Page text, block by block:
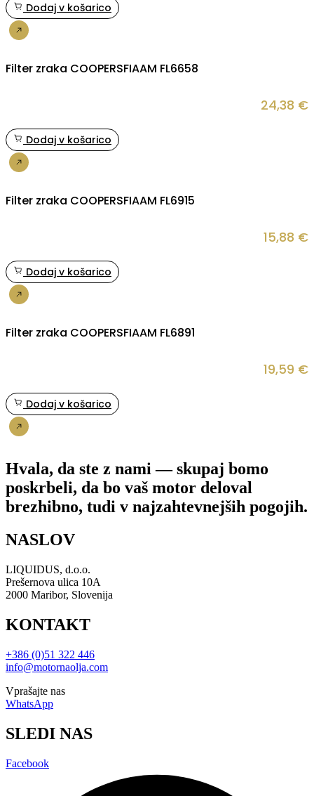
Dodaj v košarico
Filter zraka COOPERSFIAAM FL6658
24,38 €
Dodaj v košarico
Filter zraka COOPERSFIAAM FL6915
15,88 €
Dodaj v košarico
Filter zraka COOPERSFIAAM FL6891
19,59 €
Dodaj v košarico
Hvala, da ste z nami — skupaj bomo
poskrbeli, da bo vaš motor deloval
brezhibno, tudi v najzahtevnejših pogojih.
NASLOV
LIQUIDUS, d.o.o.
Prešernova ulica 10A
2000 Maribor, Slovenija
KONTAKT
+386 (0)51 322 446
info@motornaolja.com
Vprašajte nas
WhatsApp
SLEDI NAS
Facebook